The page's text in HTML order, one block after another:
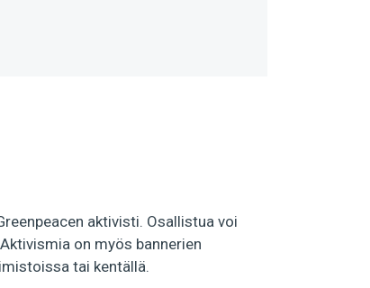
aktivisti. Osallistua voi
on myös bannerien
tai kentällä.